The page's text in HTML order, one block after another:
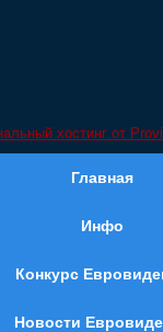
Главная
Инфо
Конкурс
Новости